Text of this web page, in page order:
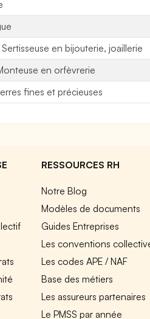
en bijouterie, joaillerie
en orfèvrerie
fines et précieuses
RESSOURCES RH
Notre Blog
Modèles de documents
Guides Entreprises
Les conventions
Les codes APE / NAF
Base des métiers
Les assureurs partenaires
Le PMSS par année